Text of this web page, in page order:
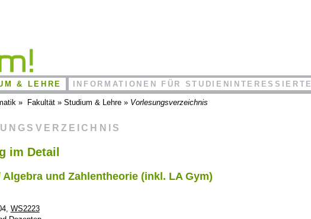
& LEHRE INFORMATIONEN FÜR STUDIENINTERESSIERTE
» Fakultät »Studium & Lehre » Vorlesungsverzeichnis
im Detail
Algebra und Zahlentheorie (inkl. LA Gym)
WS2223